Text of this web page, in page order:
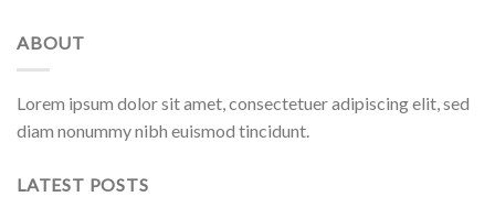
ABOUT
Lorem ipsum dolor sit amet, consectetuer adipiscing elit, sed
diam nonummy nibh euismod tincidunt.
LATEST POSTS